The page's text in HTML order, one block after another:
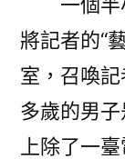
將記者的“
室，召喚
多歲的男子
上除了一